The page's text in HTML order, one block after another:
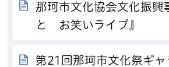
那珂市文化協会文化振興
と お笑いライブ』
第21回那珂市文化祭ギャ